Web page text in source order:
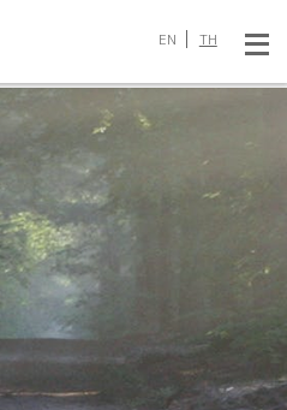
EN TH